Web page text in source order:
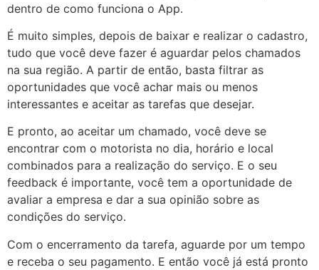
dentro de como funciona o App.
É muito simples, depois de baixar e realizar o cadastro,
tudo que você deve fazer é aguardar pelos chamados
na sua região. A partir de então, basta filtrar as
oportunidades que você achar mais ou menos
interessantes e aceitar as tarefas que desejar.
E pronto, ao aceitar um chamado, você deve se
encontrar com o motorista no dia, horário e local
combinados para a realização do serviço. E o seu
feedback é importante, você tem a oportunidade de
avaliar a empresa e dar a sua opinião sobre as
condições do serviço.
Com o encerramento da tarefa, aguarde por um tempo
e receba o seu pagamento. E então você já está pronto